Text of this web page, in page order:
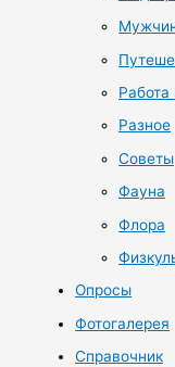
Работа
Разное
Советы
Фауна
Флора
Опросы
Фотогалерея
Справочник